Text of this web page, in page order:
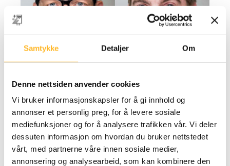
Samtykke Detaljer Om
Denne nettsiden anvender cookies
Vi bruker informasjonskapsler for å gi innhold og
annonser et personlig preg, for å levere sosiale
mediefunksjoner og for å analysere trafikken vår. Vi deler
dessuten informasjon om hvordan du bruker nettstedet
vårt, med partnerne våre innen sosiale medier,
annonsering og analysearbeid, som kan kombinere den
NY FORSKNINGSARTIKKEL 23. JUN 2020
Ny studie om oppfatninger av eldre
arbeidstakere
AFI har studert hvordan eldre arbeidstakeres
roller og funksjon forstås i lys av prosesser i
arbeidsmiljøet.